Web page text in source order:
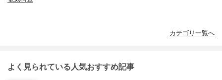
カテゴリ一覧へ
よく見られている人気おすすめ記事